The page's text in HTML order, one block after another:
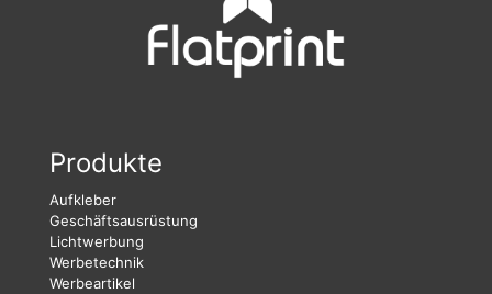
Produkte
Aufkleber
Geschäftsausrüstung
Lichtwerbung
Werbetechnik
Werbeartikel